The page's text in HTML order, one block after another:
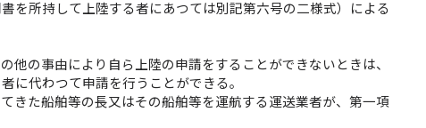
を所持して上陸する者にあつては別記第六号の二様式）による
の事由により自ら上陸の申請をすることができないときは、
に代わつて申請を行うことができる。
きた船舶等の長又はその船舶等を運航する運送業者が、第一項